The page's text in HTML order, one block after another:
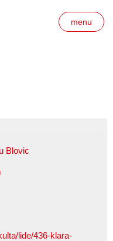
menu
Blovic
lide/436-klara-